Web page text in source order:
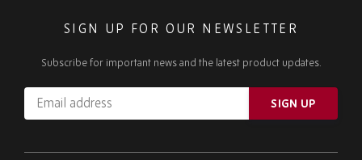
SIGN UP FOR OUR NEWSLETTER
Subscribe for important news and the latest product updates.
Email
address
ignore
SIGN UP